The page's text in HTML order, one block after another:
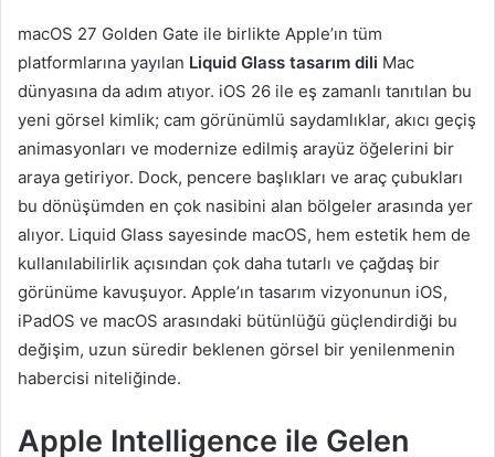
macOS 27 Golden Gate ile birlikte Apple’ın tüm
platformlarına yayılan Liquid Glass tasarım dili Mac
dünyasına da adım atıyor. iOS 26 ile eş zamanlı tanıtılan bu
yeni görsel kimlik; cam görünümlü saydamlıklar, akıcı geçiş
animasyonları ve modernize edilmiş arayüz öğelerini bir
araya getiriyor. Dock, pencere başlıkları ve araç çubukları
bu dönüşümden en çok nasibini alan bölgeler arasında yer
alıyor. Liquid Glass sayesinde macOS, hem estetik hem de
kullanılabilirlik açısından çok daha tutarlı ve çağdaş bir
görünüme kavuşuyor. Apple’ın tasarım vizyonunun iOS,
iPadOS ve macOS arasındaki bütünlüğü güçlendirdiği bu
değişim, uzun süredir beklenen görsel bir yenilenmenin
habercisi niteliğinde.
Apple Intelligence ile Gelen